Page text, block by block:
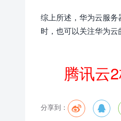
综上所述，华为云服
时，也可以关注华为云
腾讯云
分享到：  